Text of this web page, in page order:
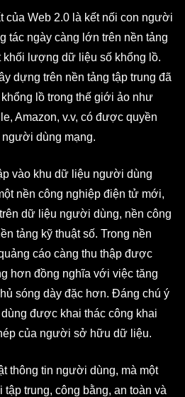
của Web 2.0 là kết nối con người
tác ngày càng lớn trên nền tảng
khối lượng dữ liệu số khổng lồ.
dựng trên nền tảng tập trung đã
lồ trong thế giới ảo như
Amazon, v.v, có được quyền
dùng mạng.
vào khu dữ liệu người dùng
nền công nghiệp điện tử mới,
dữ liệu người dùng, nền công
tảng kỹ thuật số. Trong nền
cáo càng thu thập được
hơn đồng nghĩa với việc tăng
sóng dày đặc hơn. Đáng chú ý
được khai thác công khai
của người sở hữu dữ liệu.
thông tin người dùng, mà một
tập trung, công bằng, an toàn và